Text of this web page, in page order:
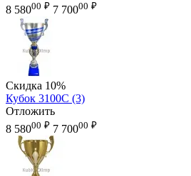
8 58000 ₽ 7 70000 ₽
Скидка 10%
Кубок 3100C (3)
Отложить
8 58000 ₽ 7 70000 ₽